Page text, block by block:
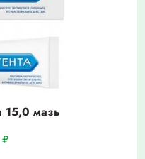
15,0 мазь
₽